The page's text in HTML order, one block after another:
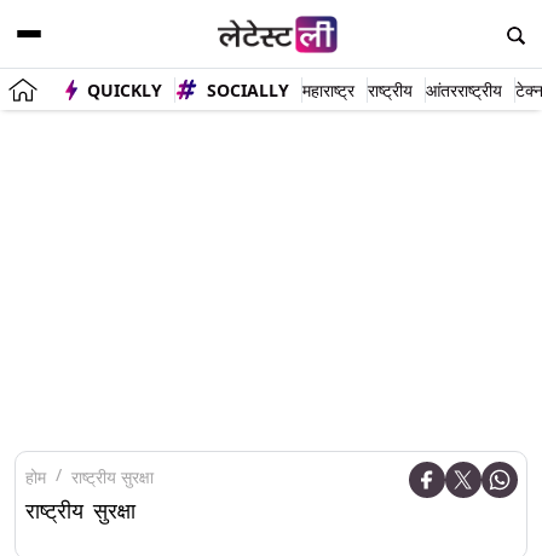
QUICKLY SOCIALLY महाराष्ट्र राष्ट्रीय आंतरराष्ट्रीय
होम राष्ट्रीय सुरक्षा
राष्ट्रीय सुरक्षा